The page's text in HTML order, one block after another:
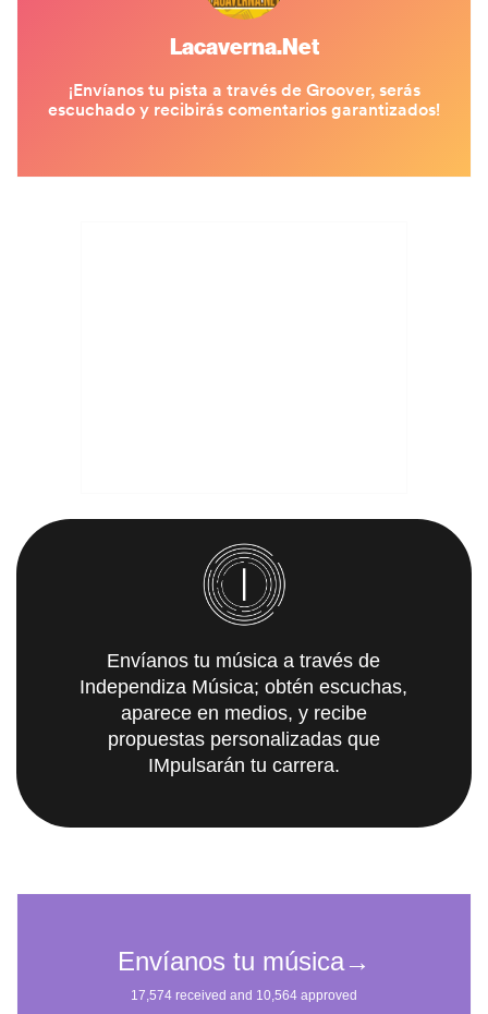
Envíanos tu música a través de
Independiza Música; obtén escuchas,
aparece en medios, y recibe
propuestas personalizadas que
IMpulsarán tu carrera.